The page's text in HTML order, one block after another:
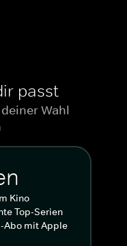
passt
Wahl
Kino
Top-Serien
Abo mit Apple